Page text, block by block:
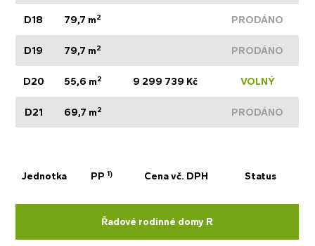
D18 79,7 m2 PRODÁNO
D19 79,7 m2 PRODÁNO
D20 55,6 m2 9 299 739 Kč VOLNÝ
D21 69,7 m2 PRODÁNO
Jednotka PP 1) Cena vč. DPH Status
Řadové rodinné domy R